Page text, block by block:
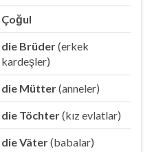
Çoğul
die Brüder(erkek
kardeşler)
die Mütter(anneler)
die Töchter(kız evlatlar)
die Väter(babalar)